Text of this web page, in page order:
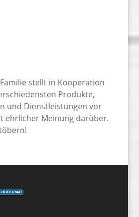
stellt in Kooperation
Produkte,
und Dienstleistungen vor
ehrlicher Meinung darüber.